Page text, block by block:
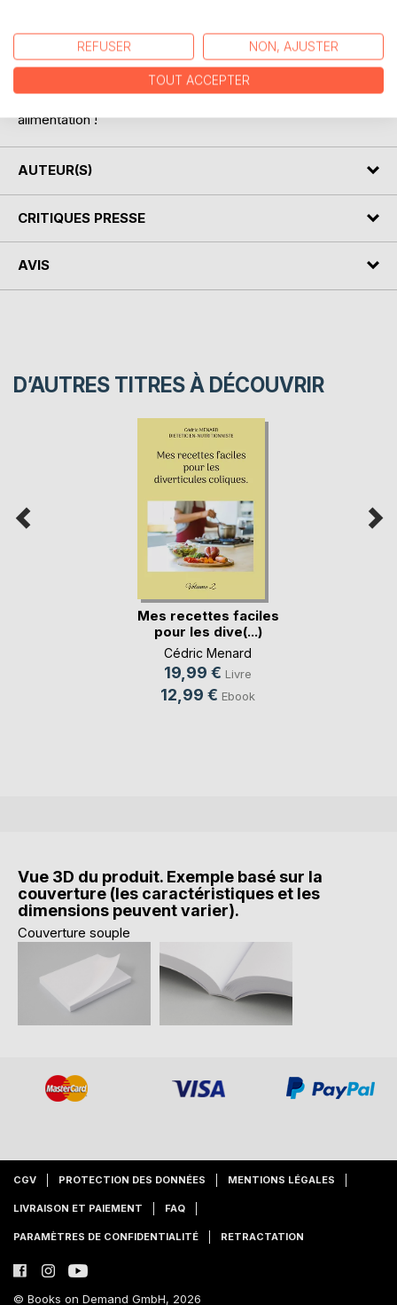
pathologie.
Un ouvrage diététique de référence pour celles et ceux qui
alimentation !
AUTEUR(S)
CRITIQUES PRESSE
AVIS
D’AUTRES TITRES À DÉCOUVRIR
Mes recettes faciles
pour les dive(...)
Cédric Menard
19,99 € Livre
12,99 € Ebook
Vue 3D du produit. Exemple basé sur la
couverture (les caractéristiques et les
dimensions peuvent varier).
Couverture souple
CGV PROTECTION DES DONNÉES MENTIONS LÉGALES
LIVRAISON ET PAIEMENT FAQ
PARAMÈTRES DE CONFIDENTIALITÉ RETRACTATION
© Books on Demand GmbH, 2026
REFUSER NON, AJUSTER
TOUT ACCEPTER